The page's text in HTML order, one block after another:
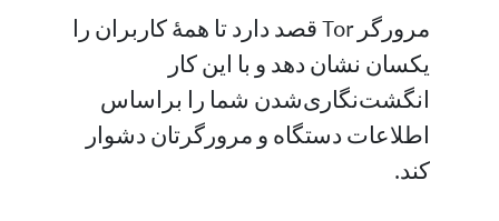
مرورگر Tor قصد دارد تا همهٔ کاربران را
یکسان نشان دهد و با این کار
انگشت‌نگاری‌شدن شما را براساس
اطلاعات دستگاه و مرورگرتان دشوار
کند.